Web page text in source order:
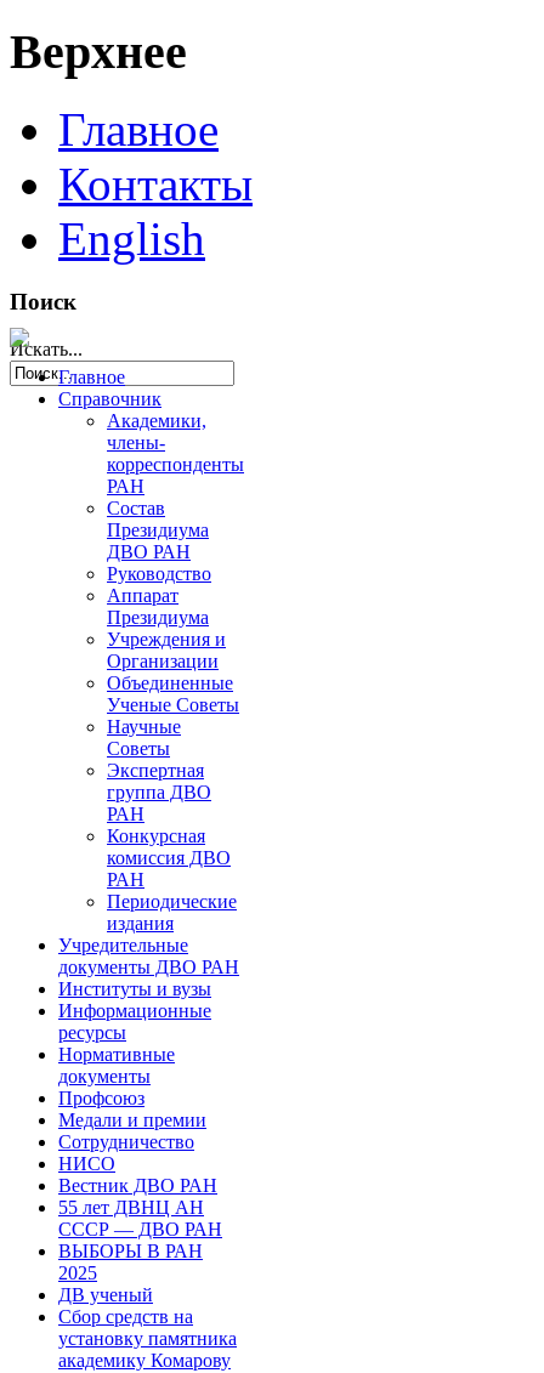
Верхнее
Главное
Контакты
English
Поиск
Искать...
Главное
Справочник
Академики,
члены-
корреспонденты
РАН
Состав
Президиума
ДВО РАН
Руководство
Аппарат
Президиума
Учреждения и
Организации
Объединенные
Ученые Советы
Научные
Советы
Экспертная
группа ДВО
РАН
Конкурсная
комиссия ДВО
РАН
Периодические
издания
Учредительные
документы ДВО РАН
Институты и вузы
Информационные
ресурсы
Нормативные
документы
Профсоюз
Медали и премии
Сотрудничество
НИСО
Вестник ДВО РАН
55 лет ДВНЦ АН
СССР — ДВО РАН
ВЫБОРЫ В РАН
2025
ДВ ученый
Сбор средств на
установку памятника
академику Комарову